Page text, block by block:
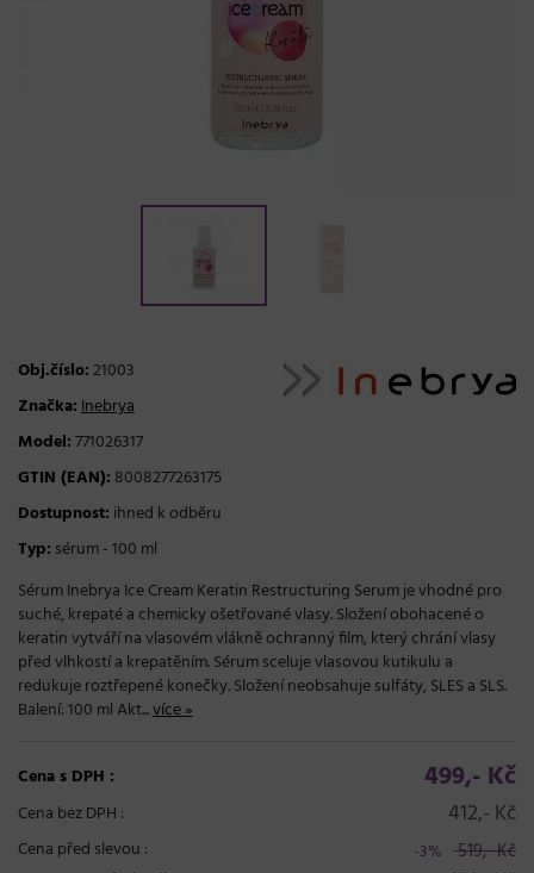
Obj.číslo:21003
Značka:Inebrya
Model:771026317
GTIN (EAN): 8008277263175
Dostupnost: ihned k odběru
Typ: sérum - 100 ml
Sérum Inebrya Ice Cream Keratin Restructuring Serum je vhodné pro
suché, krepaté a chemicky ošetřované vlasy. Složení obohacené o
keratin vytváří na vlasovém vlákně ochranný film, který chrání vlasy
před vlhkostí a krepatěním. Sérum sceluje vlasovou kutikulu a
redukuje roztřepené konečky. Složení neobsahuje sulfáty, SLES a SLS.
Balení: 100 ml Akt...více »
Cena s DPH : 499,- Kč
Cena bez DPH : 412,- Kč
Cena před slevou : -3% 519,- Kč